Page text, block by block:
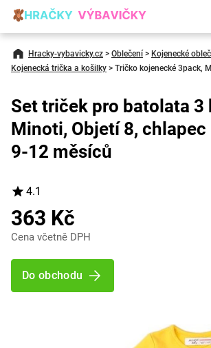
Hracky-vybavicky.cz > Oblečení > Kojenecké
Kojenecká trička a košilky > Tričko kojenecké 3pack,
Set triček pro batolata 3
Minoti, Objetí 8, chlapec
9-12 měsíců
4.1
363 Kč
Cena včetně DPH
Do obchodu